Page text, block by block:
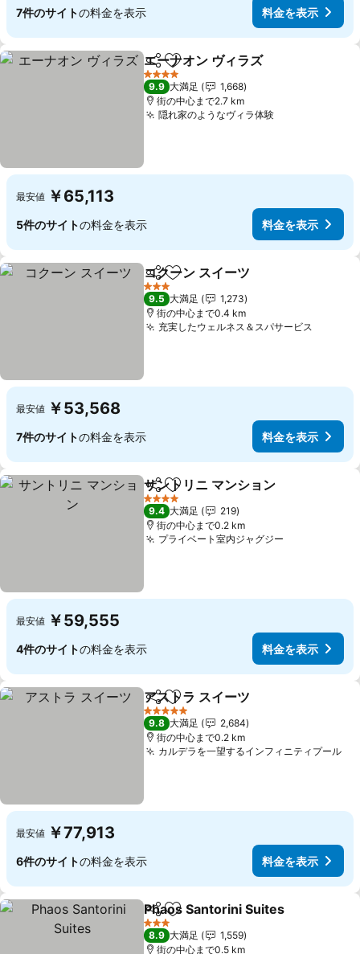
7件のサイトの料金を表示 料金を表示
シェアお気に入りに追加
エーナオン ヴィラズ
4 ホテルのランク
9.9 大満足
1,668
街の中心まで2.7 km
隠れ家のようなヴィラ体験
最安値 ￥65,113
5件のサイトの料金を表示 料金を表示
シェアお気に入りに追加
コクーン スイーツ
3 ホテルのランク
9.5 大満足
1,273
街の中心まで0.4 km
充実したウェルネス＆スパサービス
最安値 ￥53,568
7件のサイトの料金を表示 料金を表示
シェアお気に入りに追加
サントリニ マンション
4 ホテルのランク
9.4 大満足
219
街の中心まで0.2 km
プライベート室内ジャグジー
最安値 ￥59,555
4件のサイトの料金を表示 料金を表示
シェアお気に入りに追加
アストラ スイーツ
5 ホテルのランク
9.8 大満足
2,684
街の中心まで0.2 km
カルデラを一望するインフィニティプール
最安値 ￥77,913
6件のサイトの料金を表示 料金を表示
シェアお気に入りに追加
Phaos Santorini Suites
3 ホテルのランク
8.9 大満足
1,559
街の中心まで0.5 km